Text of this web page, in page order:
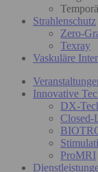
Strahlenschutz
Zero-
Texray
Vaskuläre
Innovative
DX-
Closed-
ProMRI